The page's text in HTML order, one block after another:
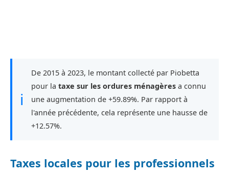
ℹ
De 2015 à 2023, le montant collecté par Piobetta
pour la taxe sur les ordures ménagères a connu
une augmentation de +59.89%. Par rapport à
l'année précédente, cela représente une hausse de
+12.57%.
Taxes locales pour les professionnels